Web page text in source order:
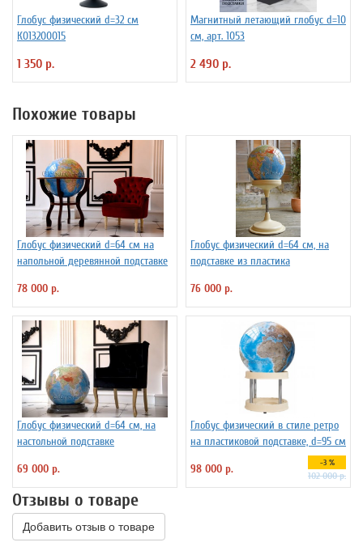
Глобус физический d=32 см
К013200015
1 350 р.
Магнитный летающий глобус d=10
см, арт. 1053
2 490 р.
Похожие товары
Глобус физический d=64 см на
напольной деревянной подставке
78 000 р.
Глобус физический d=64 см, на
подставке из пластика
76 000 р.
Глобус физический d=64 см, на
настольной подставке
69 000 р.
Глобус физический в стиле ретро
на пластиковой подставке, d=95 см
98 000 р.
-3 %
102 000 р.
Отзывы о товаре
Добавить отзыв о товаре